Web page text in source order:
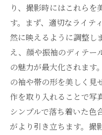
り、撮影時にはこれら
す。まず、適切なライテ
然に映えるように調整し
え、顔や振袖のディテー
の魅力が最大化されます
の袖や帯の形を美しく見
作を取り入れることで写
シンプルで落ち着いた色
がより引き立ちます。撮